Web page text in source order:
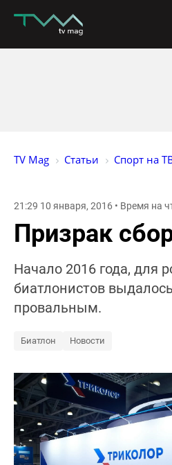
TV Mag Статьи Спорт на
21:29 10 января, 2016 • Время на
Призрак
Начало 2016 года, для
биатлонистов
провальным.
Биатлон Новости